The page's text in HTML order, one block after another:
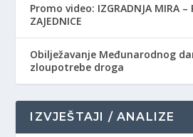
Promo video: IZGRADNJA MIRA –
ZAJEDNICE
Obilježavanje Međunarodnog
zloupotrebe droga
IZVJEŠTAJI / ANALIZE